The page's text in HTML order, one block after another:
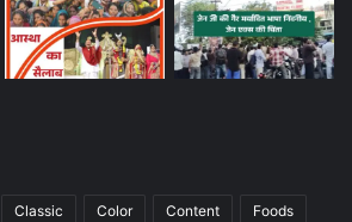
Classic Color Content Foods